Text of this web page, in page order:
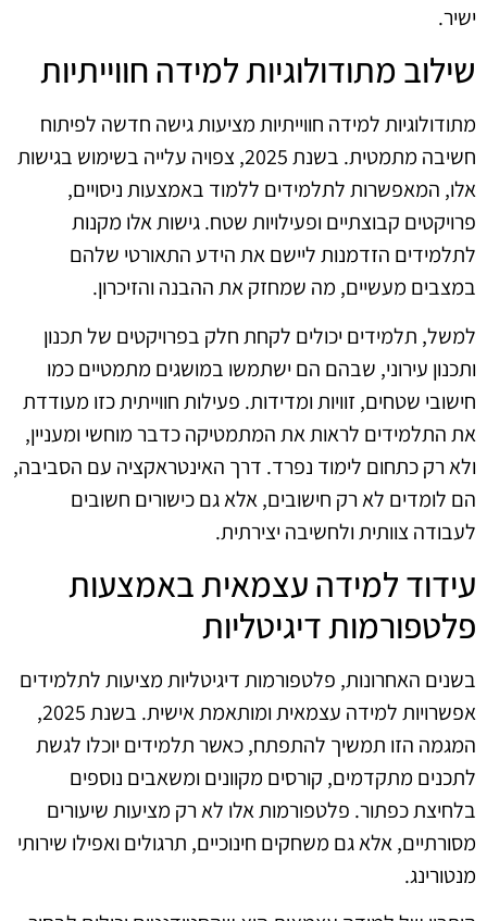
ישיר.
שילוב מתודולוגיות למידה חווייתיות
מתודולוגיות למידה חווייתיות מציעות גישה חדשה לפיתוח
חשיבה מתמטית. בשנת 2025, צפויה עלייה בשימוש בגישות
אלו, המאפשרות לתלמידים ללמוד באמצעות ניסויים,
פרויקטים קבוצתיים ופעילויות שטח. גישות אלו מקנות
לתלמידים הזדמנות ליישם את הידע התאורטי שלהם
במצבים מעשיים, מה שמחזק את ההבנה והזיכרון.
למשל, תלמידים יכולים לקחת חלק בפרויקטים של תכנון
ותכנון עירוני, שבהם הם ישתמשו במושגים מתמטיים כמו
חישובי שטחים, זוויות ומדידות. פעילות חווייתית כזו מעודדת
את התלמידים לראות את המתמטיקה כדבר מוחשי ומעניין,
ולא רק כתחום לימוד נפרד. דרך האינטראקציה עם הסביבה,
הם לומדים לא רק חישובים, אלא גם כישורים חשובים
לעבודה צוותית ולחשיבה יצירתית.
עידוד למידה עצמאית באמצעות
פלטפורמות דיגיטליות
בשנים האחרונות, פלטפורמות דיגיטליות מציעות לתלמידים
אפשרויות למידה עצמאית ומותאמת אישית. בשנת 2025,
המגמה הזו תמשיך להתפתח, כאשר תלמידים יוכלו לגשת
לתכנים מתקדמים, קורסים מקוונים ומשאבים נוספים
בלחיצת כפתור. פלטפורמות אלו לא רק מציעות שיעורים
מסורתיים, אלא גם משחקים חינוכיים, תרגולים ואפילו שירותי
מנטורינג.